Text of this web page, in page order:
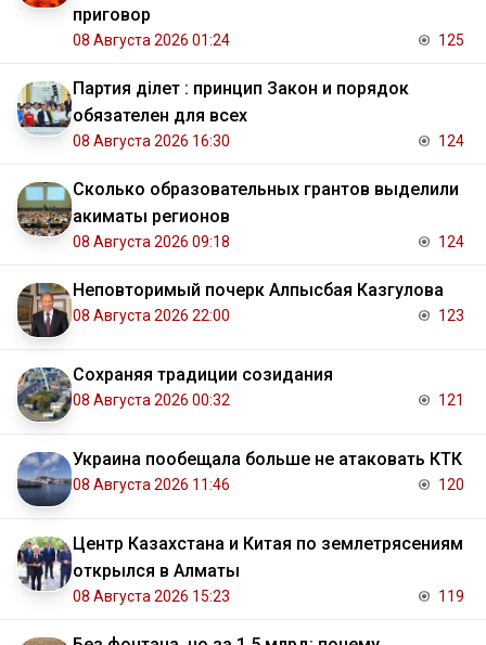
приговор
08 Августа 2026 01:24 125
Партия Әділет : принцип Закон и порядок
обязателен для всех
08 Августа 2026 16:30 124
Сколько образовательных грантов выделили
акиматы регионов
08 Августа 2026 09:18 124
Неповторимый почерк Алпысбая Казгулова
08 Августа 2026 22:00 123
Сохраняя традиции созидания
08 Августа 2026 00:32 121
Украина пообещала больше не атаковать КТК
08 Августа 2026 11:46 120
Центр Казахстана и Китая по землетрясениям
открылся в Алматы
08 Августа 2026 15:23 119